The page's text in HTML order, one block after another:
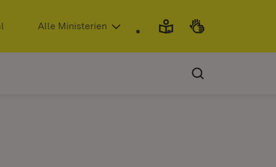
(Öffnet in neuem Fenster)
Alle Ministerien